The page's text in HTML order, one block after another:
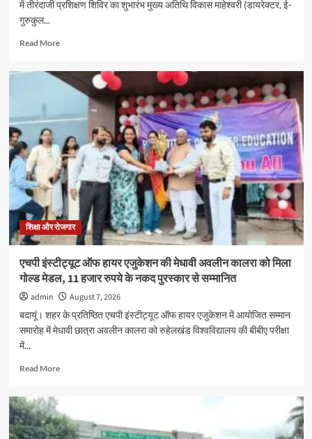
में तीरंदाजी प्रशिक्षण शिविर का शुभारंभ मुख्य अतिथि विकास माहेश्वरी (डायरेक्टर, ई-
गुरुकुल...
Read MoreRead
भदवार
कॉलेज
तीरंदाजी
प्रशिक्षण
शिविर
का
शुभारंभ
शिक्षा और रोजगार
एचपी इंस्टीट्यूट ऑफ हायर एजुकेशन की मेधावी अवलीन कालरा को मिला
गोल्ड मेडल, 11 हजार रुपये के नकद पुरस्कार से सम्मानित
admin
August 7, 2026
बदायूं। शहर के प्रतिष्ठित एचपी इंस्टीट्यूट ऑफ हायर एजुकेशन में आयोजित सम्मान
समारोह में मेधावी छात्रा अवलीन कालरा को रुहेलखंड विश्वविद्यालय की बीबीए परीक्षा
में...
Read MoreRead
इंस्टीट्यूट
ऑफ